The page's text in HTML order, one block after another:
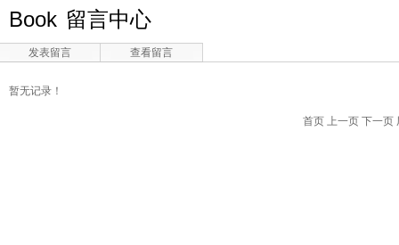
Book 留言中心
发表留言 查看留言
暂无记录！
首页 上一页 下一页